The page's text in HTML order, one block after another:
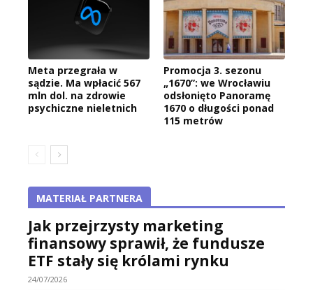
Meta przegrała w
sądzie. Ma wpłacić 567
mln dol. na zdrowie
psychiczne nieletnich
Promocja 3. sezonu
„1670”: we Wrocławiu
odsłonięto Panoramę
1670 o długości ponad
115 metrów
MATERIAŁ PARTNERA
Jak przejrzysty marketing
finansowy sprawił, że fundusze
ETF stały się królami rynku
24/07/2026